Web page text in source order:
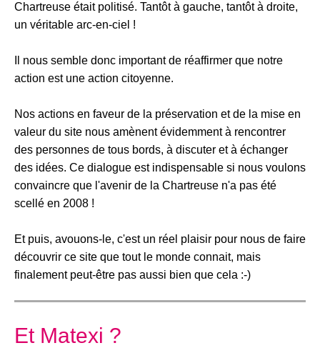
Chartreuse était politisé. Tantôt à gauche, tantôt à droite,
un véritable arc-en-ciel !
Il nous semble donc important de réaffirmer que notre
action est une action citoyenne.
Nos actions en faveur de la préservation et de la mise en
valeur du site nous amènent évidemment à rencontrer
des personnes de tous bords, à discuter et à échanger
des idées. Ce dialogue est indispensable si nous voulons
convaincre que l'avenir de la Chartreuse n'a pas été
scellé en 2008 !
Et puis, avouons-le, c'est un réel plaisir pour nous de faire
découvrir ce site que tout le monde connait, mais
finalement peut-être pas aussi bien que cela :-)
Et Matexi ?